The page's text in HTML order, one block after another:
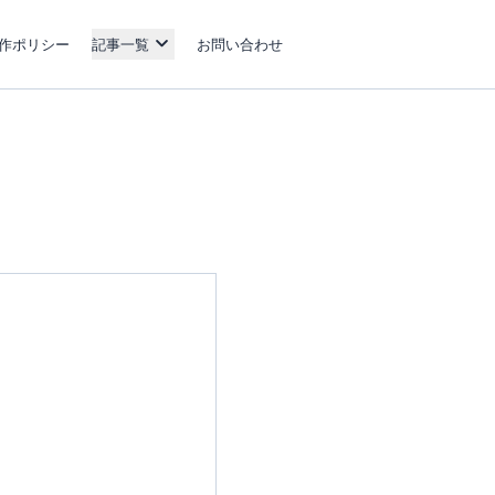
ポリシー 記事一覧 お問い合わせ